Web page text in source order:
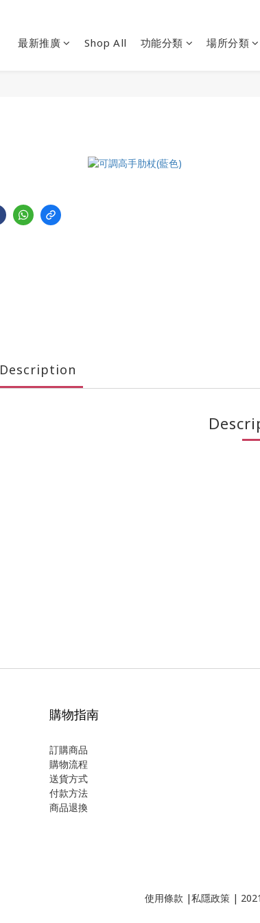
最新推廣 Shop All 功能分類 場所分類
Description
購物指南
訂購商品
購物流程
送貨方式
付款方法
商品退換
使用條款 |私隱政策 |